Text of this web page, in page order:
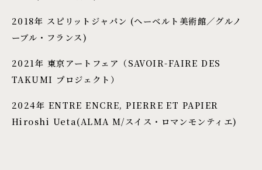
2018年 スピリットジャパン (ヘーベルト美術館／グルノ
ーブル・フランス)
2021年 東京アートフェア（SAVOIR-FAIRE DES
TAKUMI プロジェクト）
2024年 ENTRE ENCRE, PIERRE ET PAPIER
Hiroshi Ueta(ALMA M/スイス・ロマンモンティエ)